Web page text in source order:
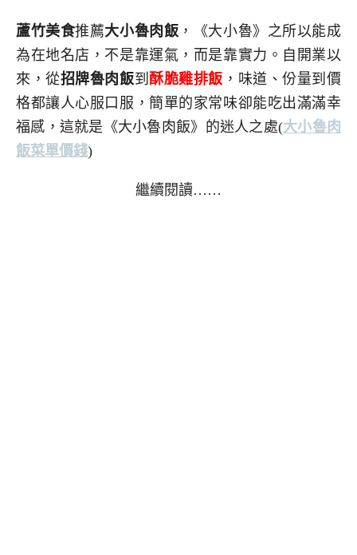
蘆竹美食推薦大小魯肉飯 ，《大小魯》之所以能成
為在地名店，不是靠運氣，而是靠實力。自開業以
來，從招牌魯肉飯到 酥脆雞排飯 ，味道、份量到價
格都讓人心服口服，簡單的家常味卻能吃出滿滿幸
福感，這就是《大小魯肉飯》的迷人之處(大小魯肉
飯菜單價錢)
繼續閱讀……